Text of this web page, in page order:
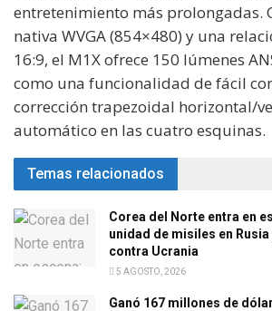
entretenimiento más prolongadas.
nativa WVGA (854×480) y una
16:9, el M1X ofrece 150 lúmenes
como una funcionalidad de fácil
corrección trapezoidal horizontal/
automático en las cuatro esquinas.
Temas relacionados
Corea del Norte entra en
unidad de misiles en
contra Ucrania
5 AGOSTO, 2026
Ganó 167 millones de